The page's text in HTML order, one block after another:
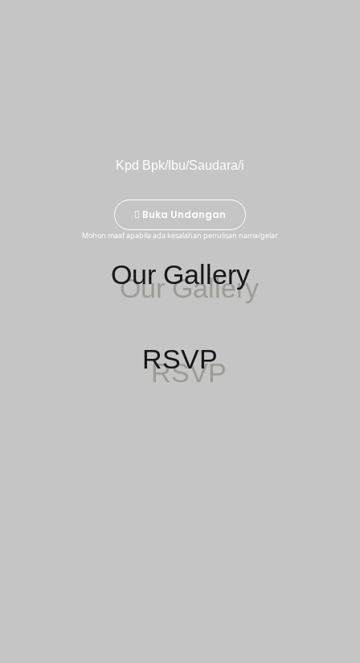
Our Gallery
RSVP
Kpd Bpk/Ibu/Saudara/i
Buka Undangan
Mohon maaf apabila ada kesalahan penulisan nama/gelar